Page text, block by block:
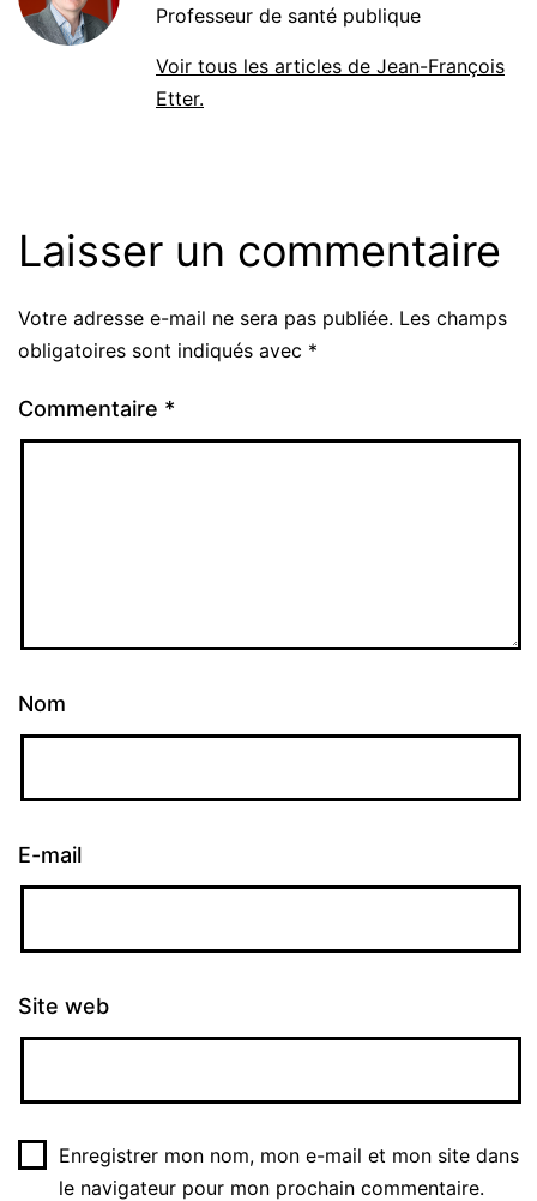
Professeur de santé publique
Voir tous les articles de Jean-François
Etter.
Laisser un commentaire
Votre adresse e-mail ne sera pas publiée. Les champs
obligatoires sont indiqués avec *
Commentaire *
Nom
E-mail
Site web
Enregistrer mon nom, mon e-mail et mon site dans
le navigateur pour mon prochain commentaire.
Alternative: